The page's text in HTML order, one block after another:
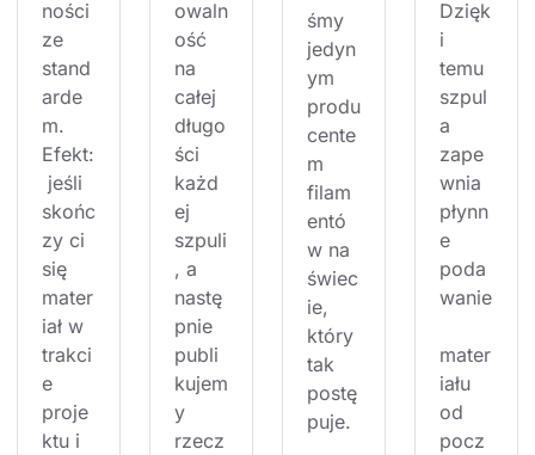
ności
ze
stand
arde
m.
Efekt:
jeśli
skońc
zy ci
się
mater
iał w
trakci
e
proje
ktu i
owaln
ość
na
całej
długo
ści
każd
ej
szpuli
, a
nastę
pnie
publi
kujem
y
rzecz
śmy
jedyn
ym
produ
cente
m
filam
entó
w na
świec
ie,
który
tak
postę
puje.
Dzięk
i
temu
szpul
a
zape
wnia
płynn
e
poda
wanie
mater
iału
od
pocz